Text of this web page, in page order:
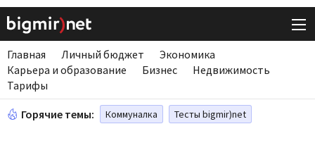
Главная Личный бюджет
Экономика
Карьера и образование
Бизнес
Недвижимость
Тарифы
Горячие темы: Коммуналка Тесты bigmir)net